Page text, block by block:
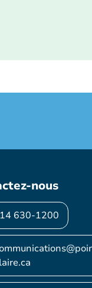
nous
630-1200